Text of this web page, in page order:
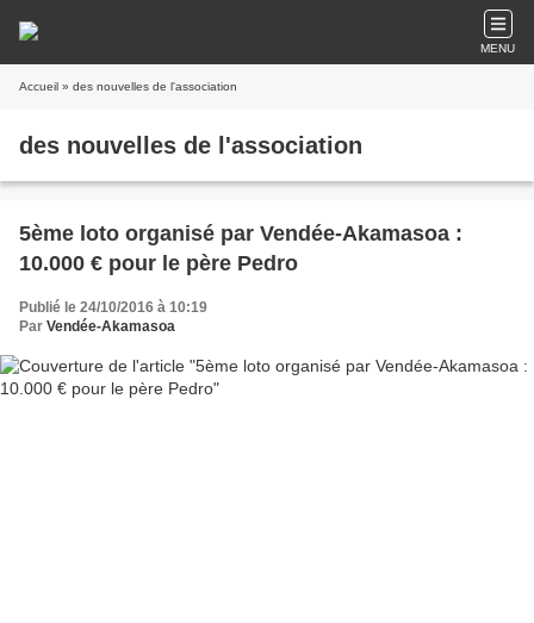
MENU
Accueil » des nouvelles de l'association
des nouvelles de l'association
5ème loto organisé par Vendée-Akamasoa :
10.000 € pour le père Pedro
Publié le 24/10/2016 à 10:19
Par Vendée-Akamasoa